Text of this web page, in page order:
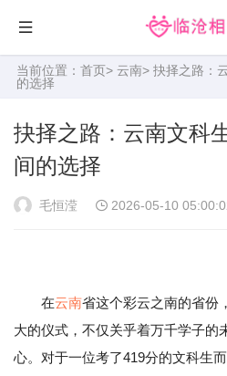
当前位置： 首页> 云南> 抉择之路：
的选择
抉择之路：云南文科
间的选择
毛恒滢 2026-05-10
在云南省这个彩云之南的省份
大的仪式，不仅关乎着万千学子的
心。对于一位考了419分的文科生